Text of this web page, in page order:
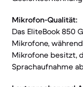
Mikrofon-Qualität:
Das EliteBook 850
Mikrofone,
Mikrofone besitzt,
Sprachaufnahme